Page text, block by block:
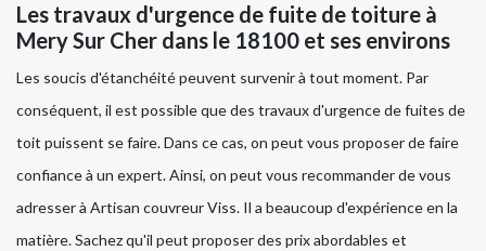
Les travaux d'urgence de fuite de toiture à
Mery Sur Cher dans le 18100 et ses environs
Les soucis d'étanchéité peuvent survenir à tout moment. Par
conséquent, il est possible que des travaux d'urgence de fuites de
toit puissent se faire. Dans ce cas, on peut vous proposer de faire
confiance à un expert. Ainsi, on peut vous recommander de vous
adresser à Artisan couvreur Viss. Il a beaucoup d'expérience en la
matière. Sachez qu'il peut proposer des prix abordables et